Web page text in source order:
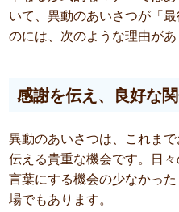
いて、異動のあいさつが「
のには、次のような理由があ
感謝を伝え、良好な
異動のあいさつは、これま
伝える貴重な機会です。日
言葉にする機会の少なかっ
場でもあります。